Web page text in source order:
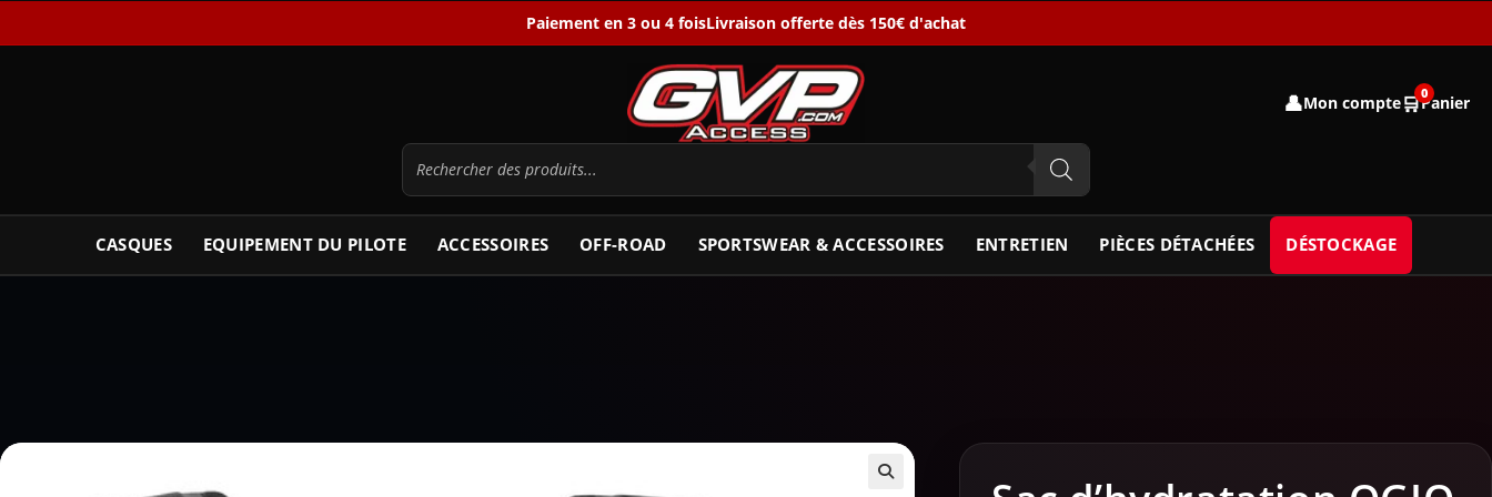
Paiement en 3 ou 4 foisLivraison offerte dès 150€ d'achat
👤Mon compte🛒0
Panier
CASQUES EQUIPEMENT DU PILOTE ACCESSOIRES OFF-ROAD SPORTSWEAR & ACCESSOIRES ENTRETIEN PIÈCES DÉTACHÉES DÉSTOCKAGE